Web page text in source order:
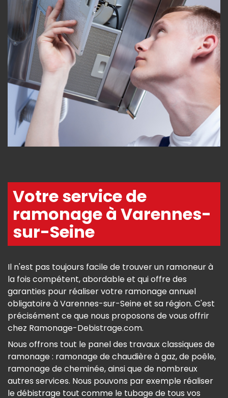
Votre service de
ramonage à Varennes-
sur-Seine
Il n'est pas toujours facile de trouver un ramoneur à
la fois compétent, abordable et qui offre des
garanties pour réaliser votre ramonage annuel
obligatoire à Varennes-sur-Seine et sa région. C'est
précisément ce que nous proposons de vous offrir
chez Ramonage-Debistrage.com.
Nous offrons tout le panel des travaux classiques de
ramonage : ramonage de chaudière à gaz, de poêle,
ramonage de cheminée, ainsi que de nombreux
autres services. Nous pouvons par exemple réaliser
le débistrage tout comme le tubage de tous vos